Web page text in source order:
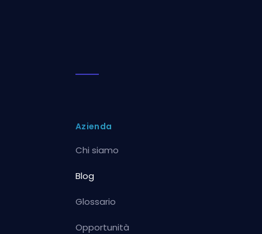
Azienda
Chi siamo
Blog
Glossario
Opportunità